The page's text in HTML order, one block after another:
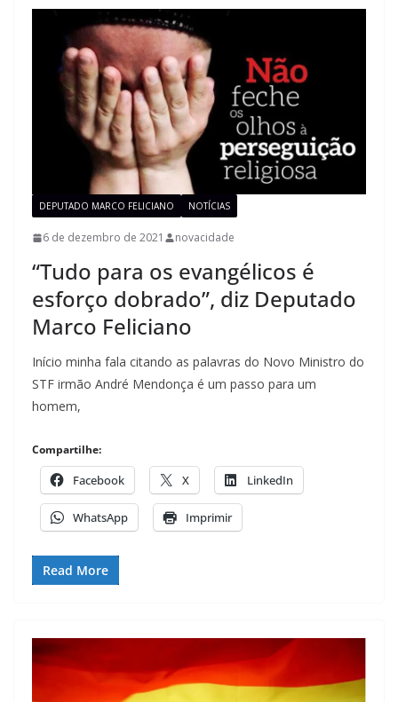
DEPUTADO MARCO FELICIANO NOTÍCIAS
6 de dezembro de 2021 novacidade
“Tudo para os evangélicos é
esforço dobrado”, diz Deputado
Marco Feliciano
Início minha fala citando as palavras do Novo Ministro do
STF irmão André Mendonça é um passo para um
homem,
Compartilhe:
Facebook X LinkedIn
WhatsApp Imprimir
Read More